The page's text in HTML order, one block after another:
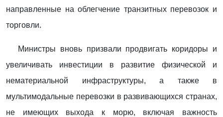
направленные на облегчение транзитных перевозок и
торговли.
Министры вновь призвали продвигать коридоры и
увеличивать инвестиции в развитие физической и
нематериальной инфраструктуры, а также в
мультимодальные перевозки в развивающихся странах,
не имеющих выхода к морю, включая важность